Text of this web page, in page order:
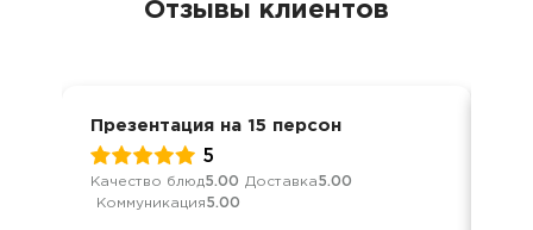
Отзывы клиентов
Презентация на 15 персон
5
Качество блюд5.00 Доставка5.00
Коммуникация5.00